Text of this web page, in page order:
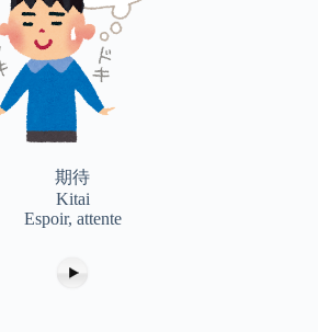
期待
Kitai
Espoir, attente